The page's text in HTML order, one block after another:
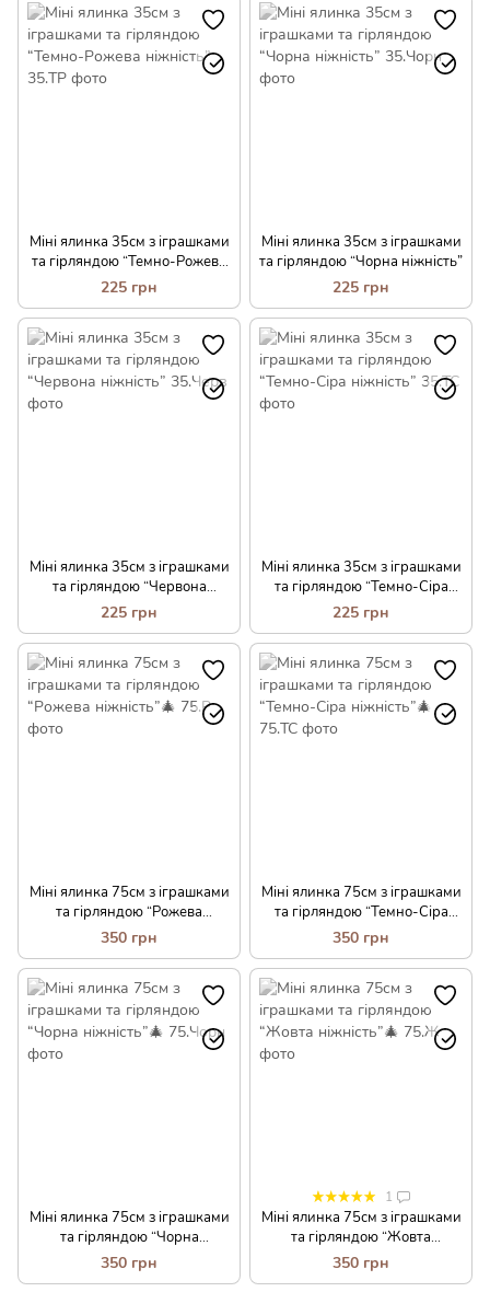
Міні ялинка 35см з іграшками
та гірляндою “Темно-Рожева
ніжність”
225 грн
Міні ялинка 35см з іграшками
та гірляндою “Чорна ніжність”
225 грн
Міні ялинка 35см з іграшками
та гірляндою “Червона
ніжність”
225 грн
Міні ялинка 35см з іграшками
та гірляндою “Темно-Сіра
ніжність”
225 грн
Міні ялинка 75см з іграшками
та гірляндою “Рожева
ніжність”🎄
350 грн
Міні ялинка 75см з іграшками
та гірляндою “Темно-Сіра
ніжність”🎄
350 грн
Міні ялинка 75см з іграшками
та гірляндою “Чорна
ніжність”🎄
350 грн
1
Міні ялинка 75см з іграшками
та гірляндою “Жовта
ніжність”🎄
350 грн